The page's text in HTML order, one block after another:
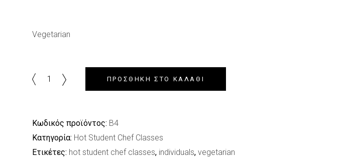
Vegetarian
Vegetarian
quantity
ΠΡΟΣΘΉΚΗ ΣΤΟ ΚΑΛΆΘΙ
Κωδικός προϊόντος: B4
Κατηγορία: Hot Student Chef Classes
Ετικέτες: hot student chef classes, individuals, vegetarian